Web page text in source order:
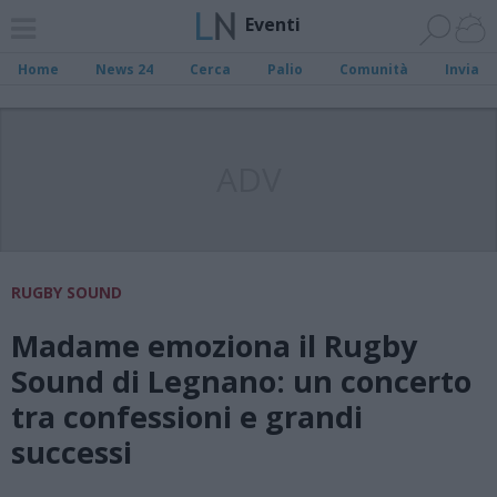
Eventi
Home News 24 Cerca Palio Comunità Invia
RUGBY SOUND
Madame emoziona il Rugby
Sound di Legnano: un concerto
tra confessioni e grandi
successi